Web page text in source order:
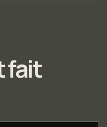
fait